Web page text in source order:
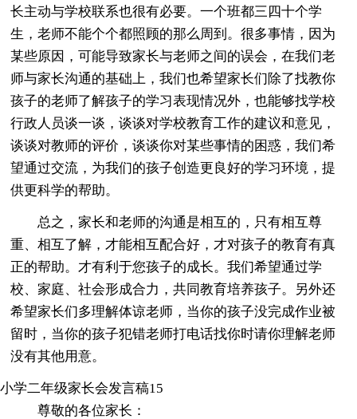
长主动与学校联系也很有必要。一个班都三四十个学
生，老师不能个个都照顾的那么周到。很多事情，因为
某些原因，可能导致家长与老师之间的误会，在我们老
师与家长沟通的基础上，我们也希望家长们除了找教你
孩子的老师了解孩子的学习表现情况外，也能够找学校
行政人员谈一谈，谈谈对学校教育工作的建议和意见，
谈谈对教师的评价，谈谈你对某些事情的困惑，我们希
望通过交流，为我们的孩子创造更良好的学习环境，提
供更科学的帮助。
总之，家长和老师的沟通是相互的，只有相互尊
重、相互了解，才能相互配合好，才对孩子的教育有真
正的帮助。才有利于您孩子的成长。我们希望通过学
校、家庭、社会形成合力，共同教育培养孩子。另外还
希望家长们多理解体谅老师，当你的孩子没完成作业被
留时，当你的孩子犯错老师打电话找你时请你理解老师
没有其他用意。
小学二年级家长会发言稿15
尊敬的各位家长：